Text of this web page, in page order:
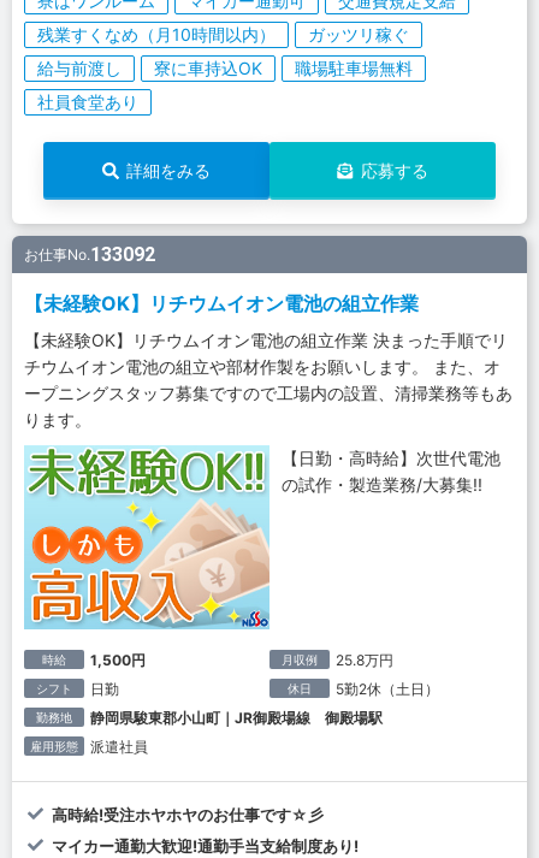
残業すくなめ（月10時間以内）
ガッツリ稼ぐ
給与前渡し
寮に車持込OK
職場駐車場無料
社員食堂あり
詳細をみる 応募する
お仕事No.133092
【未経験OK】リチウムイオン電池の組立作業
【未経験OK】リチウムイオン電池の組立作業 決まった手順でリ
チウムイオン電池の組立や部材作製をお願いします。 また、オ
ープニングスタッフ募集ですので工場内の設置、清掃業務等もあ
ります。
【日勤・高時給】次世代電池
の試作・製造業務/大募集!!
時給 1,500円 月収例 25.8万円
シフト 日勤 休日 5勤2休（土日）
勤務地 静岡県駿東郡小山町｜JR御殿場線 御殿場駅
雇用形態 派遣社員
高時給!受注ホヤホヤのお仕事です☆彡
マイカー通勤大歓迎!通勤手当支給制度あり!